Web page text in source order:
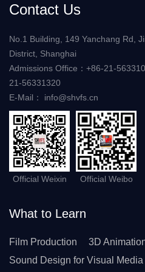
Contact Us
No.1 Building, 149 Yanchang Rd,
District, Shanghai
Admissions Office：+86-21-
21-56331320
E-Mail： info@shvfs.cn
Official Weixin Official Weibo
What to Learn
Film Production
3D
Sound Design for Visual Media